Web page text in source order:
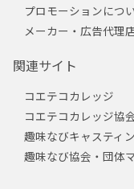
プロモーションにつ
メーカー・広告代理
関連サイト
コエテコカレッジ
コエテコカレッジ協
趣味なびキャスティ
趣味なび協会・団体